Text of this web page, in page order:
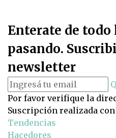
Enterate de todo
pasando.
newsletter
Por favor verifique la
Suscripción realizada
Tendencias
Hacedores